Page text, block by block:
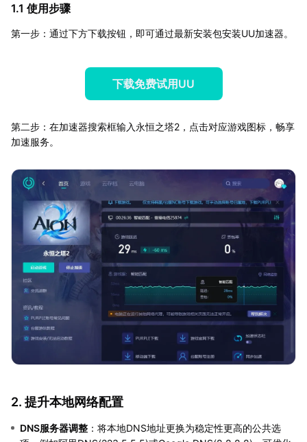
1.1 使用步骤
第一步：通过下方下载按钮，即可通过最新安装包安装UU加速器。
下载免费试用UU
第二步：在加速器搜索框输入永恒之塔2，点击对应游戏图标，畅享
加速服务。
2. 提升本地网络配置
DNS服务器调整 ：将本地DNS地址更换为稳定性更高的公共选